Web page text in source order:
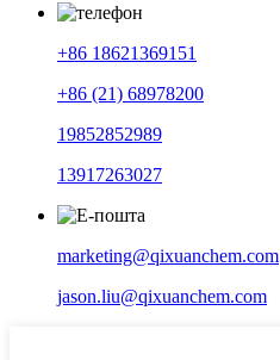
+86 18621369151
+86 (21) 68978200
19852852989
13917263027
marketing@qixuanchem.com
jason.liu@qixuanchem.com